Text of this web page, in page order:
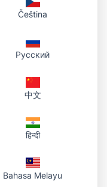
sivustoilla;
estää lataukset.
Čeština
Русский
中文
हिन्दी
Bahasa Melayu